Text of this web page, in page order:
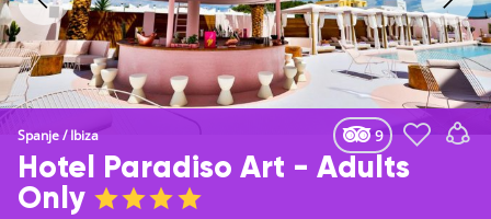
Spanje/Ibiza 9
Hotel Paradiso Art - Adults
Only